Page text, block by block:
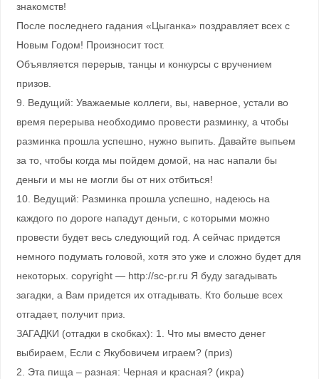
знакомств!
После последнего гадания «Цыганка» поздравляет всех с
Новым Годом! Произносит тост.
Объявляется перерыв, танцы и конкурсы с вручением
призов.
9. Ведущий: Уважаемые коллеги, вы, наверное, устали во
время перерыва необходимо провести разминку, а чтобы
разминка прошла успешно, нужно выпить. Давайте выпьем
за то, чтобы когда мы пойдем домой, на нас напали бы
деньги и мы не могли бы от них отбиться!
10. Ведущий: Разминка прошла успешно, надеюсь на
каждого по дороге нападут деньги, с которыми можно
провести будет весь следующий год. А сейчас придется
немного подумать головой, хотя это уже и сложно будет для
некоторых. copyright — http://sc-pr.ru Я буду загадывать
загадки, а Вам придется их отгадывать. Кто больше всех
отгадает, получит приз.
ЗАГАДКИ (отгадки в скобках): 1. Что мы вместо денег
выбираем, Если с Якубовичем играем? (приз)
2. Эта пища – разная: Черная и красная? (икра)